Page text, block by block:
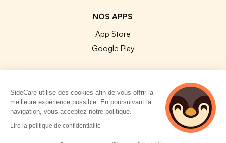
NOS APPS
App Store
Google Play
© 2026 SideCare. Tous droits réservés.
SideCare utilise des cookies afin de vous offrir la
meilleure expérience possible. En poursuivant la
navigation, vous acceptez notre politique.
Lire la politique de confidentialité
2 personnes
consultent